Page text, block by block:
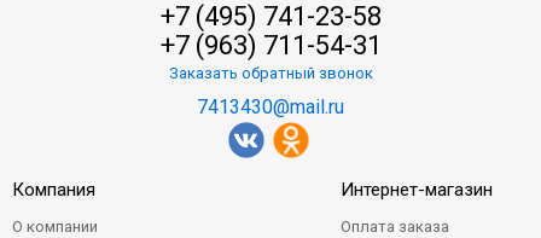
+7 (495) 741-23-58
+7 (963) 711-54-31
Заказать обратный звонок
7413430@mail.ru
Компания
О компании
Интернет-магазин
Оплата заказа